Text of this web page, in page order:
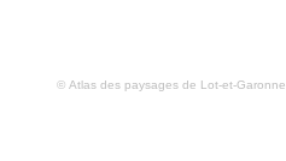
© Atlas des paysages de Lot-et-Garonne